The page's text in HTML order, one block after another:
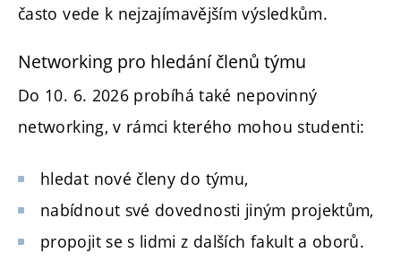
často vede k nejzajímavějším výsledkům.
Networking pro hledání členů týmu
Do 10. 6. 2026 probíhá také nepovinný
networking, v rámci kterého mohou studenti:
hledat nové členy do týmu,
nabídnout své dovednosti jiným projektům,
propojit se s lidmi z dalších fakult a oborů.